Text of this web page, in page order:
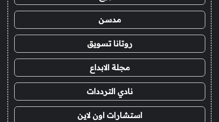
مدسن
روتانا تسويق
مجلة الابداع
نادي الترددات
استشارات اون لاين